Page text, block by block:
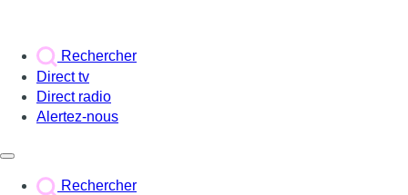
Rechercher
Direct tv
Direct radio
Alertez-nous
Rechercher